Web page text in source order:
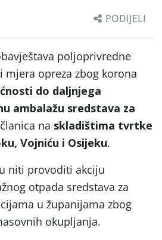
PODIJELI
poljoprivredne
mjera opreza zbog korona
do daljnjega
ambalažu sredstava za
na skladištima tvrtke
Vojniću i Osijeku.
niti provoditi akciju
otpada sredstava za
u županijama zbog
okupljanja.